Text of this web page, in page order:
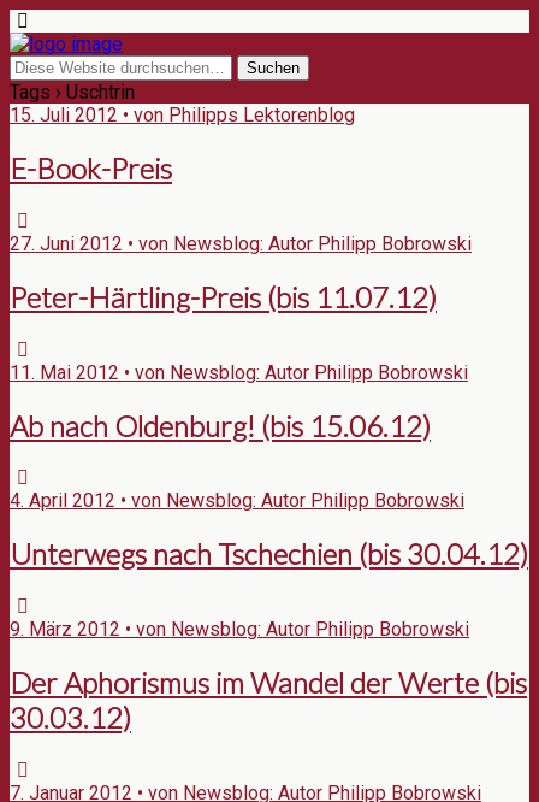
Tags › Uschtrin
15. Juli 2012 • von Philipps Lektorenblog
E-Book-Preis
27. Juni 2012 • von Newsblog: Autor Philipp Bobrowski
Peter-Härtling-Preis (bis 11.07.12)
11. Mai 2012 • von Newsblog: Autor Philipp Bobrowski
Ab nach Oldenburg! (bis 15.06.12)
4. April 2012 • von Newsblog: Autor Philipp Bobrowski
Unterwegs nach Tschechien (bis 30.04.12)
9. März 2012 • von Newsblog: Autor Philipp Bobrowski
Der Aphorismus im Wandel der Werte (bis
30.03.12)
7. Januar 2012 • von Newsblog: Autor Philipp Bobrowski